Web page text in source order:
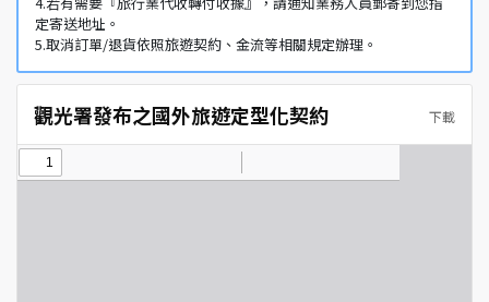
定寄送地址。
5.取消訂單/退貨依照旅遊契約、金流等相關規定辦理。
觀光署發布之國外旅遊定型化契約 下載